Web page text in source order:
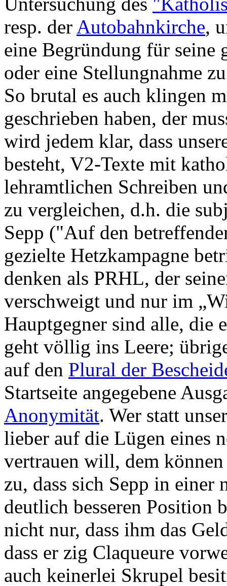
resp. der Autobahnkirche,
eine Begründung für seine
oder eine Stellungnahme
So brutal es auch klingen
geschrieben haben, der
wird jedem klar, dass
besteht, V2-Texte mit
lehramtlichen Schreiben
zu vergleichen, d.h. die
Sepp ("Auf den
gezielte Hetzkampagne
denken als PRHL, der
verschweigt und nur im
Hauptgegner sind alle, die
geht völlig ins Leere;
auf den Plural der
Startseite angegebene
Anonymität. Wer statt
lieber auf die Lügen eines
vertrauen will, dem
zu, dass sich Sepp in einer
deutlich besseren Position
nicht nur, dass ihm das
dass er zig Claqueure
auch keinerlei Skrupel